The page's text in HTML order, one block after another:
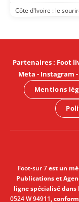
Côte d'Ivoire : le
Partenaires: Foot
Meta - Instagram -
Mentions
Foot-sur 7est un
Publications et
ligne spécialisé
0524 W 94911,